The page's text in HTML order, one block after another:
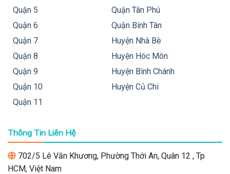
Quận 5
Quận 6
Quận 7
Quận 8
Quận 9
Quận 10
Quận 11
Quận Tân Phú
Quận Bình Tân
Huyện Nhà Bè
Huyện Hóc Môn
Huyện Bình Chánh
Huyện Củ Chi
Thông Tin Liên Hệ
702/5 Lê Văn Khương, Phường Thới An, Quân 12 , Tp
HCM, Việt Nam